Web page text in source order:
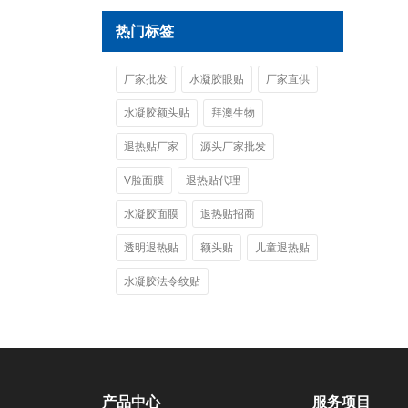
热门标签
厂家批发 水凝胶眼贴 厂家直供
水凝胶额头贴 拜澳生物
退热贴厂家 源头厂家批发
V脸面膜 退热贴代理
水凝胶面膜 退热贴招商
透明退热贴 额头贴 儿童退热贴
水凝胶法令纹贴
产品中心 服务项目